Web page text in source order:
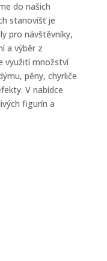
do našich
stanovišť je
pro návštěvníky,
a výběr z
využití množství
pěny, chyrliče
V nabídce
figurín a